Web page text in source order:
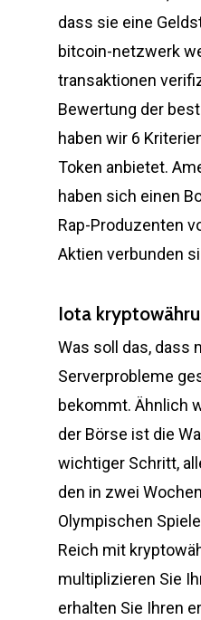
dass sie eine
bitcoin-netzwerk
transaktionen
Bewertung der
haben wir 6
Token anbietet.
haben sich einen
Rap-Produzenten
Aktien verbunden
Iota
Was soll das, dass
Serverprobleme
bekommt. Ähnlich
der Börse ist die
wichtiger Schritt,
den in zwei
Olympischen
Reich mit
multiplizieren Sie
erhalten Sie Ihren